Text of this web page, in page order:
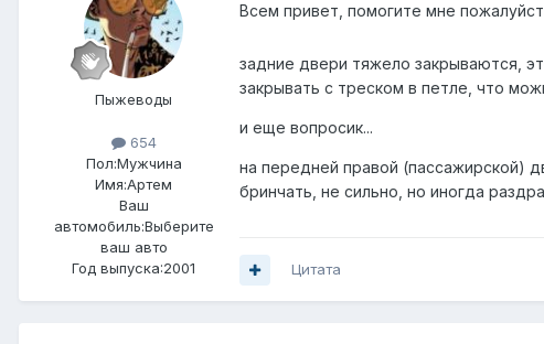
Пыжеводы
654
Пол:Мужчина
Имя:Артем
Ваш
автомобиль:Выберите
ваш авто
Год выпуска:2001
Всем привет, помогите мне
задние двери тяжело закрываются,
закрывать с треском в петле, что
и еще вопросик...
на передней правой (пассажирской)
бринчать, не сильно, но иногда
Цитата